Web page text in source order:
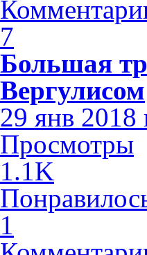
7
Большая
Вергулисом
29 янв 2018
Просмотры
1.1K
1